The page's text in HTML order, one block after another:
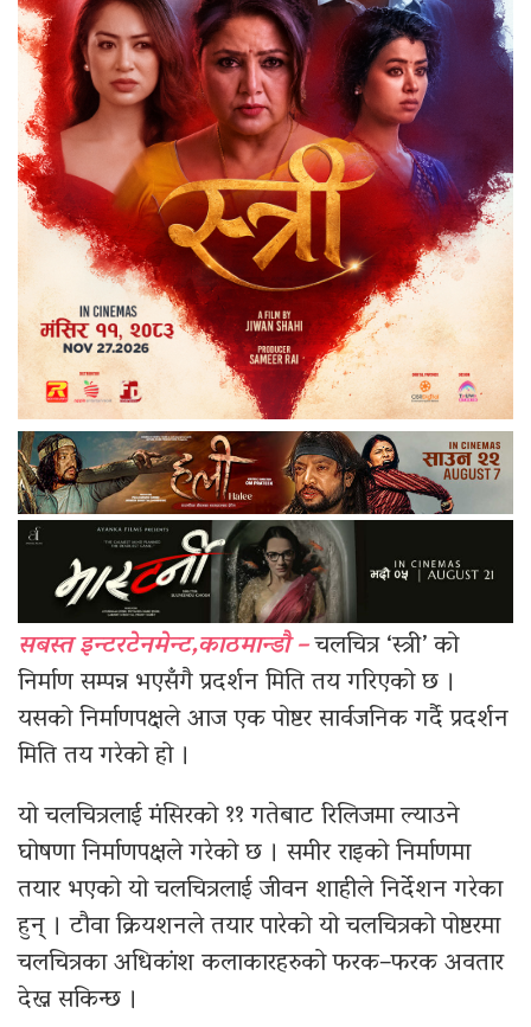
सबस्त इन्टरटेनमेन्ट,काठमान्डौ –चलचित्र ‘स्त्री’ को
निर्माण सम्पन्न भएसँगै प्रदर्शन मिति तय गरिएको छ ।
यसको निर्माणपक्षले आज एक पोष्टर सार्वजनिक गर्दै प्रदर्शन
मिति तय गरेको हो ।
यो चलचित्रलाई मंसिरको ११ गतेबाट रिलिजमा ल्याउने
घोषणा निर्माणपक्षले गरेको छ । समीर राइको निर्माणमा
तयार भएको यो चलचित्रलाई जीवन शाहीले निर्देशन गरेका
हुन् । टौवा क्रियशनले तयार पारेको यो चलचित्रको पोष्टरमा
चलचित्रका अधिकांश कलाकारहरुको फरक–फरक अवतार
देख्न सकिन्छ ।